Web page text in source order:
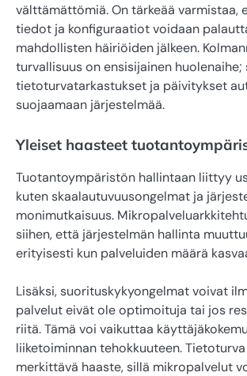
välttämättömiä. On tärkeää varmistaa,
tiedot ja konfiguraatiot voidaan
mahdollisten häiriöiden jälkeen.
turvallisuus on ensisijainen
tietoturvatarkastukset ja päivitykset
suojaamaan järjestelmää.
Yleiset haasteet
Tuotantoympäristön hallintaan liittyy
kuten skaalautuvuusongelmat ja
monimutkaisuus.
siihen, että järjestelmän hallinta
erityisesti kun palveluiden määrä
Lisäksi, suorituskykyongelmat voivat
palvelut eivät ole optimoituja tai jos
riitä. Tämä voi vaikuttaa
liiketoiminnan tehokkuuteen.
merkittävä haaste, sillä mikropalvelut